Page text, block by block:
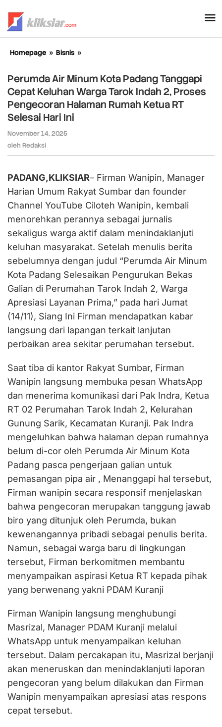
konten
Homepage » Bisnis »
Minum
Kota
Padang
Tanggapi
Indah
Proses
Pengecoran
Halaman
Rumah
Ketua
RT
Selesai
Hari
Ini
Perumda Air Minum Kota Padang Tanggapi
Cepat Keluhan Warga Tarok Indah 2, Proses
Pengecoran Halaman Rumah Ketua RT
Selesai Hari Ini
November 14, 2025
oleh Redaksi
PADANG,KLIKSIAR– Firman Wanipin, Manager
Harian Umum Rakyat Sumbar dan founder
Channel YouTube Ciloteh Wanipin, kembali
menorehkan perannya sebagai jurnalis
sekaligus warga aktif dalam menindaklanjuti
keluhan masyarakat. Setelah menulis berita
sebelumnya dengan judul “Perumda Air Minum
Kota Padang Selesaikan Pengurukan Bekas
Galian di Perumahan Tarok Indah 2, Warga
Apresiasi Layanan Prima,” pada hari Jumat
(14/11), Siang Ini Firman mendapatkan kabar
langsung dari lapangan terkait lanjutan
perbaikan area sekitar perumahan tersebut.
Saat tiba di kantor Rakyat Sumbar, Firman
Wanipin langsung membuka pesan WhatsApp
dan menerima komunikasi dari Pak Indra, Ketua
RT 02 Perumahan Tarok Indah 2, Kelurahan
Gunung Sarik, Kecamatan Kuranji. Pak Indra
mengeluhkan bahwa halaman depan rumahnya
belum di-cor oleh Perumda Air Minum Kota
Padang pasca pengerjaan galian untuk
pemasangan pipa air , Menanggapi hal tersebut,
Firman wanipin secara responsif menjelaskan
bahwa pengecoran merupakan tanggung jawab
biro yang ditunjuk oleh Perumda, bukan
kewenangannya pribadi sebagai penulis berita.
Namun, sebagai warga baru di lingkungan
tersebut, Firman berkomitmen membantu
menyampaikan aspirasi Ketua RT kepada pihak
yang berwenang yakni PDAM Kuranji
Firman Wanipin langsung menghubungi
Masrizal, Manager PDAM Kuranji melalui
WhatsApp untuk menyampaikan keluhan
tersebut. Dalam percakapan itu, Masrizal berjanji
akan meneruskan dan menindaklanjuti laporan
pengecoran yang belum dilakukan dan Firman
Wanipin menyampaikan apresiasi atas respons
cepat tersebut.